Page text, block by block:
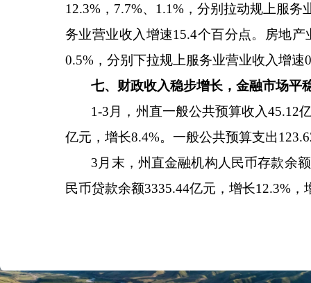
12.3% ， 7.7%、 1.1% ，分别拉动规上服务
务业营业收入增速15.4个百分点。房地产
0.5% ，分别下拉规上服务业营业收入增速
七、 财政收入稳步增长，金融市场平
1-3 月，州直一般公共预算收入45.12
亿元，增长8.4%。一般公共预算支出
3 月末，州直金融机构人民币存款余额
民币贷款余额3335.44亿元，增长12.3%